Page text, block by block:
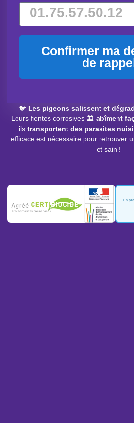
Confirmer ma
de
🐦 Les pigeons salissent et
Leurs fientes corrosives 🏛️ abîment
ils transportent des parasites
efficace est nécessaire pour retrouver
et sain !
En